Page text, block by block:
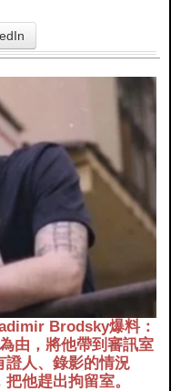
Brodsky爆料：
由，將他帶到審訊室
證人、錄影的情況
他趕出拘留室。